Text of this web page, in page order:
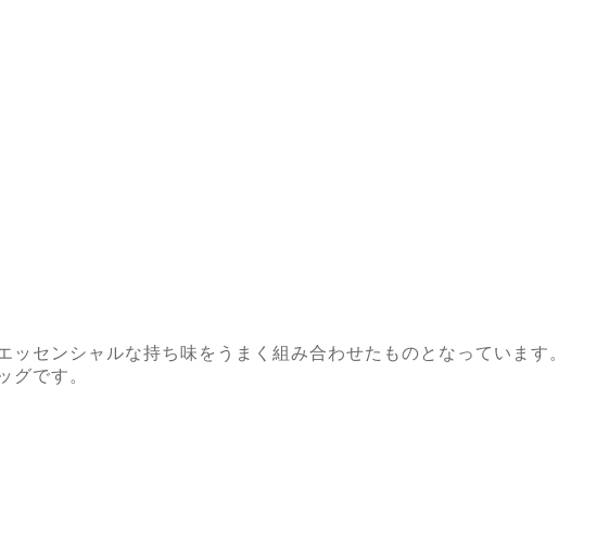
ッセンシャルな持ち味をうまく組み合わせたものとなっています。
グです。